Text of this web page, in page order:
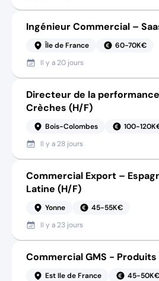
Ingénieur Commercial –
Île de France
60-70K€
Il y a 20 jours
Directeur de la
Crèches (H/F)
Bois-Colombes
100-
Il y a 28 jours
Commercial Export –
Latine (H/F)
Yonne
45-55K€
Il y a 23 jours
Commercial GMS -
Est Ile de France
45-50K€